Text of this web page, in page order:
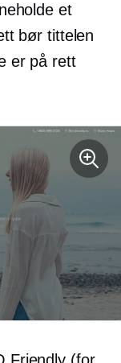
et
bør tittelen
er på rett